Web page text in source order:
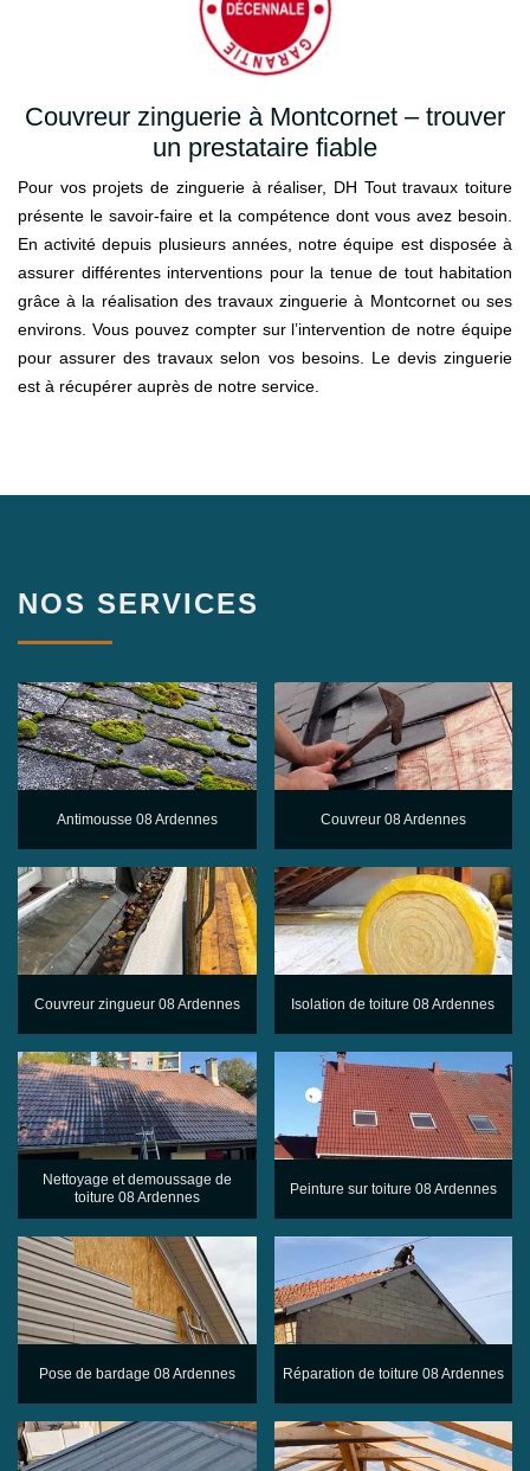
Couvreur zinguerie à Montcornet – trouver
un prestataire fiable
Pour vos projets de zinguerie à réaliser, DH Tout travaux toiture
présente le savoir-faire et la compétence dont vous avez besoin.
En activité depuis plusieurs années, notre équipe est disposée à
assurer différentes interventions pour la tenue de tout habitation
grâce à la réalisation des travaux zinguerie à Montcornet ou ses
environs. Vous pouvez compter sur l’intervention de notre équipe
pour assurer des travaux selon vos besoins. Le devis zinguerie
est à récupérer auprès de notre service.
NOS SERVICES
Antimousse 08 Ardennes Couvreur 08 Ardennes
Couvreur zingueur 08 Ardennes Isolation de toiture 08 Ardennes
Nettoyage et demoussage de
toiture 08 Ardennes
Peinture sur toiture 08 Ardennes
Pose de bardage 08 Ardennes Réparation de toiture 08 Ardennes